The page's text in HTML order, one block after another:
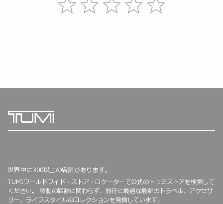
世界中に300以上の店舗があります。
TUMIワールドワイド・ストア・ロケーターで公式のトゥミストアを検索して
ください。 移動の距離に関わらず、旅行に最適な最新のトラベル、アクセサ
リー、ライフスタイルのコレクションを発信しています。